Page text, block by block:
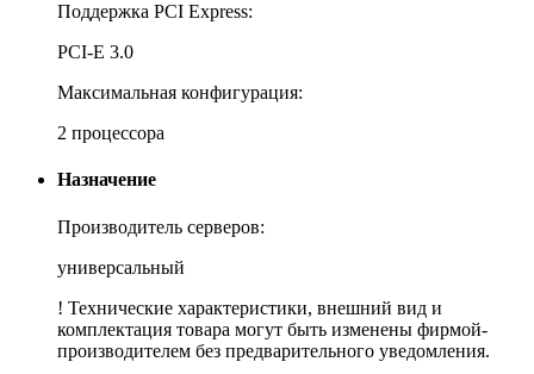
Поддержка PCI Express:
PCI-E 3.0
Максимальная конфигурация:
2 процессора
Назначение
Производитель серверов:
универсальный
! Технические характеристики, внешний вид и
комплектация товара могут быть изменены фирмой-
производителем без предварительного уведомления.